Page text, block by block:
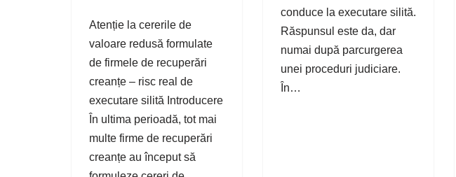
Atenție la cererile de
valoare redusă formulate
de firmele de recuperări
creanțe – risc real de
executare silită Introducere
În ultima perioadă, tot mai
multe firme de recuperări
creanțe au început să
conduce la executare silită.
Răspunsul este da, dar
numai după parcurgerea
unei proceduri judiciare.
În…